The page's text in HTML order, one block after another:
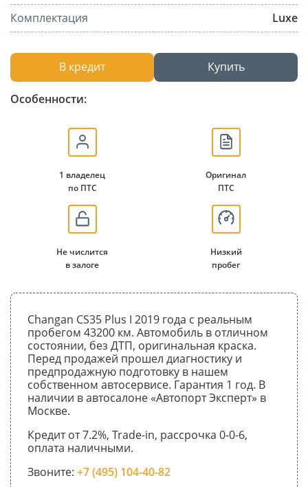
Комплектация
Luxe
В кредит Купить
Особенности:
1 владелец
по ПТС
Оригинал
ПТС
Не числится
в залоге
Низкий
пробег
Changan CS35 Plus I 2019 года с реальным
пробегом 43200 км. Автомобиль в отличном
состоянии, без ДТП, оригинальная краска.
Перед продажей прошел диагностику и
предпродажную подготовку в нашем
собственном автосервисе. Гарантия 1 год. В
наличии в автосалоне «Автопорт Эксперт» в
Москве.
Кредит от 7.2%, Trade-in, рассрочка 0-0-6,
оплата наличными.
Звоните: +7 (495) 104-40-82